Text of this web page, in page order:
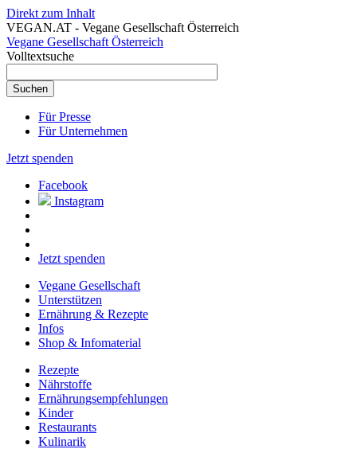
Direkt zum Inhalt
VEGAN.AT - Vegane Gesellschaft Österreich
Vegane Gesellschaft Österreich
Volltextsuche
Für Presse
Für Unternehmen
Jetzt spenden
Facebook
Instagram
Jetzt spenden
Vegane Gesellschaft
Unterstützen
Ernährung & Rezepte
Infos
Shop & Infomaterial
Rezepte
Nährstoffe
Ernährungsempfehlungen
Kinder
Restaurants
Kulinarik